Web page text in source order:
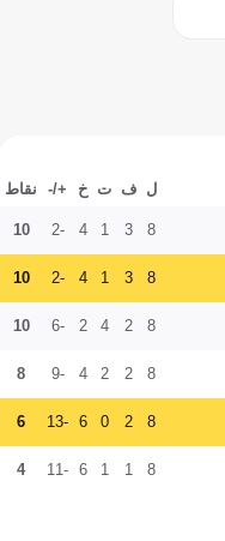
ل ف ت خ +/- نقاط
8
3
1
4
-2
10
8
3
1
4
-2
10
8
2
4
2
-6
10
8
2
2
4
-9
8
8
2
0
6
-13
6
8
1
1
6
-11
4